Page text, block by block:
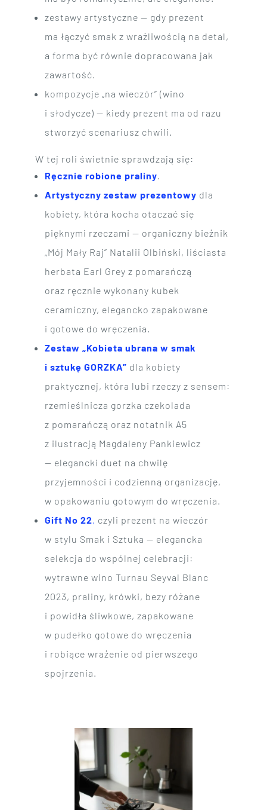
zestawy artystyczne — gdy prezent
ma łączyć smak z wrażliwością na detal,
a forma być równie dopracowana jak
zawartość.
kompozycje „na wieczór” (wino
i słodycze) — kiedy prezent ma od razu
stworzyć scenariusz chwili.
W tej roli świetnie sprawdzają się:
Ręcznie robione praliny.
Artystyczny zestaw prezentowy dla
kobiety, która kocha otaczać się
pięknymi rzeczami — organiczny bieżnik
„Mój Mały Raj” Natalii Olbiński, liściasta
herbata Earl Grey z pomarańczą
oraz ręcznie wykonany kubek
ceramiczny, elegancko zapakowane
i gotowe do wręczenia.
Zestaw „Kobieta ubrana w smak
i sztukę GORZKA” dla kobiety
praktycznej, która lubi rzeczy z sensem:
rzemieślnicza gorzka czekolada
z pomarańczą oraz notatnik A5
z ilustracją Magdaleny Pankiewicz
— elegancki duet na chwilę
przyjemności i codzienną organizację,
w opakowaniu gotowym do wręczenia.
Gift No 22, czyli prezent na wieczór
w stylu Smak i Sztuka — elegancka
selekcja do wspólnej celebracji:
wytrawne wino Turnau Seyval Blanc
2023, praliny, krówki, bezy różane
i powidła śliwkowe, zapakowane
w pudełko gotowe do wręczenia
i robiące wrażenie od pierwszego
spojrzenia.